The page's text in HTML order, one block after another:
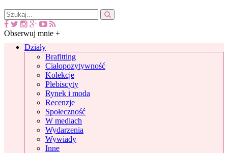
Obserwuj mnie +
Działy
Brafitting
Ciałopozytywność
Kolekcje
Plebiscyty
Rynek i moda
Recenzje
Społeczność
W mediach
Wydarzenia
Wywiady
Inne